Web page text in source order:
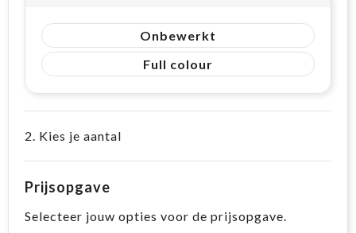
Onbewerkt
Full colour
2. Kies je aantal
Prijsopgave
Selecteer jouw opties voor de prijsopgave.